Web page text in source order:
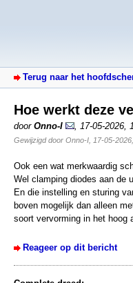
Terug naar het
Hoe werkt deze
door Onno-I 17-05-2026,
Gewijzigd door Onno-I, 17-05-
Ook een wat merkwaardig
Wel clamping diodes aan de
En die instelling en sturing
boven mogelijk dan alleen
soort vervorming in het hoog
Reageer op dit bericht